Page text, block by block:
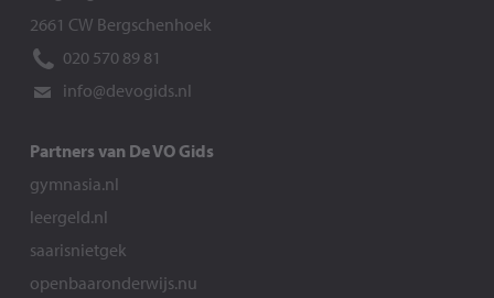
2661 CW Bergschenhoek
020 570 89 81
info@devogids.nl
Partners van De VO Gids
gymnasia.nl
leergeld.nl
saarisnietgek
openbaaronderwijs.nu